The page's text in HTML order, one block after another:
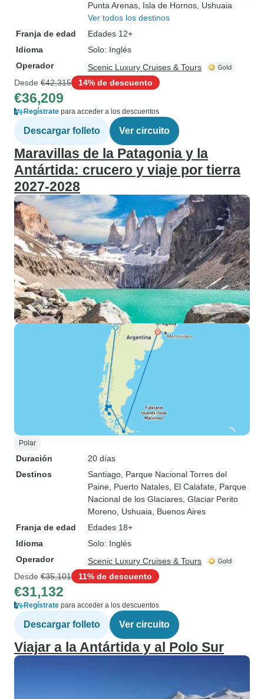
Punta Arenas , Isla de Hornos , Ushuaia
Ver todos los destinos
Franja de edad
Edades 12+
Idioma
Solo: Inglés
Operador
Scenic Luxury Cruises & Tours
Desde €42,315 14% de descuento
€36,209
Regístrate para acceder a los descuentos
Descargar folleto Ver circuito
Maravillas de la Patagonia y la
Antártida: crucero y viaje por tierra
2027-2028
Polar
Duración
20 días
Destinos
Santiago , Parque Nacional Torres del
Paine , Puerto Natales , El Calafate , Parque
Nacional de los Glaciares , Glaciar Perito
Moreno , Ushuaia , Buenos Aires
Franja de edad
Edades 18+
Idioma
Solo: Inglés
Operador
Scenic Luxury Cruises & Tours
Desde €35,101 11% de descuento
€31,132
Regístrate para acceder a los descuentos
Descargar folleto Ver circuito
Viajar a la Antártida y al Polo Sur